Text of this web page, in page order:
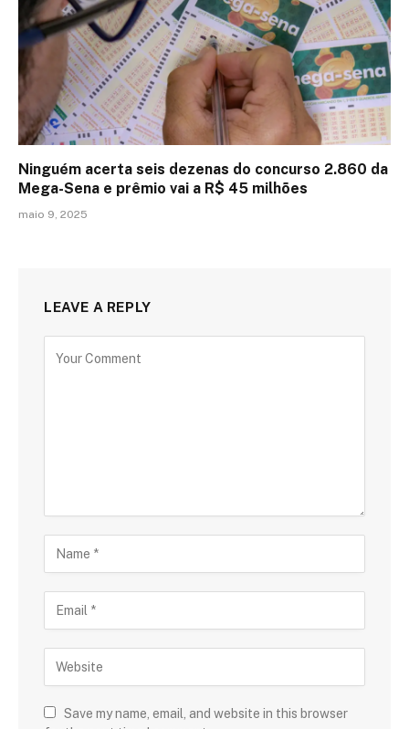
Ninguém acerta seis dezenas do concurso 2.860 da
Mega-Sena e prêmio vai a R$ 45 milhões
maio 9, 2025
LEAVE A REPLY
Save my name, email, and website in this browser